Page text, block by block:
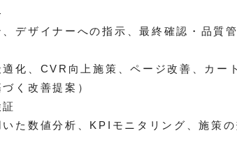
、デザイナーへの指示、最終確認・品質管
適化、CVR向上施策、ページ改善、カー
く改善提案）
いた数値分析、KPIモニタリング、施策